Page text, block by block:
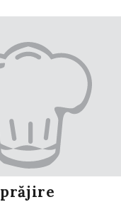
prăjire